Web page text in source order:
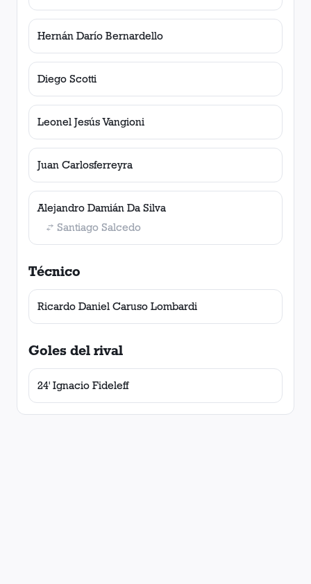
Hernán Darío Bernardello
Diego Scotti
Leonel Jesús Vangioni
Juan Carlosferreyra
Alejandro Damián Da Silva
Santiago Salcedo
Técnico
Ricardo Daniel Caruso Lombardi
Goles del rival
24' Ignacio Fideleff